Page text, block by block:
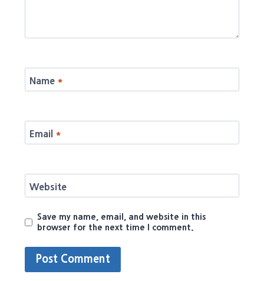
Name *
Email *
Website
Save my name, email, and website in this
browser for the next time I comment.